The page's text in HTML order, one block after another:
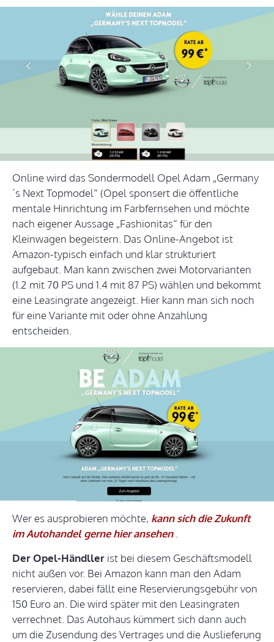
Online wird das Sondermodell Opel Adam „Germany
´s Next Topmodel“ (Opel sponsert die öffentliche
mentale Hinrichtung im Farbfernsehen und möchte
nach eigener Aussage „Fashionitas“ für den
Kleinwagen begeistern. Das Online-Angebot ist
Amazon-typisch einfach und klar strukturiert
aufgebaut. Man kann zwischen zwei Motorvarianten
(1.2 mit 70 PS und 1.4 mit 87 PS) wählen und bekommt
eine Leasingrate angezeigt. Hier kann man sich noch
für eine Variante mit oder ohne Anzahlung
entscheiden.
Wer es ausprobieren möchte, kann sich die Zukunft
im Autohandel gerne hier ansehen .
Der Opel-Händller ist bei diesem Geschäftsmodell
nicht außen vor. Bei Amazon kann man den Adam
reservieren, dabei fällt eine Reservierungsgebühr von
150 Euro an. Die wird später mit den Leasingraten
verrechnet. Das Autohaus kümmert sich dann auch
um die Zusendung des Vertrages und die Auslieferung